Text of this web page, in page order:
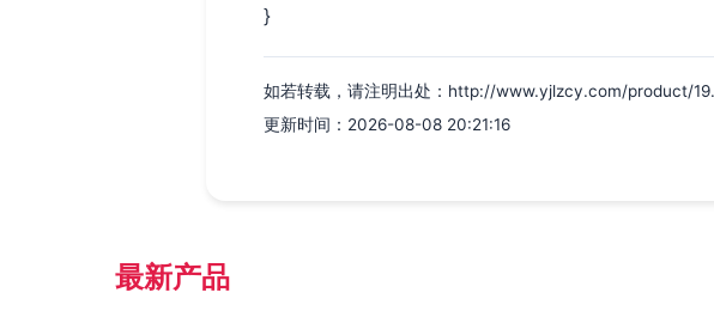
}
如若转载，请注明出处：http://www.yjlzcy.com/product/
更新时间：2026-08-08 20:21:16
最新产品